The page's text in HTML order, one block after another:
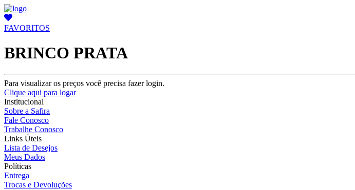
FAVORITOS
BRINCO PRATA
Para visualizar os preços você precisa fazer login.
Clique aqui para logar
Institucional
Sobre a Safira
Fale Conosco
Trabalhe Conosco
Links Úteis
Lista de Desejos
Meus Dados
Políticas
Entrega
Trocas e Devoluções